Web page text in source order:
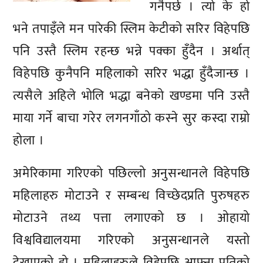
गर्नैपर्छ । त्यो के हो
भने तपाइँले मन पारेकी स्लिम केटीको सरिर विहेपछि
पनि उस्तै स्लिम रहन्छ भन्ने पक्का हुँदैन । अर्थात्
विहेपछि कुनैपनि महिलाको सरिर भद्धा हुँदैजान्छ ।
त्यसैले अहिले भोलि भद्धा बनेको खण्डमा पनि उस्तै
माया गर्ने बाचा गरेर लगनगाँठो कस्ने सुर कस्दा राम्रो
होला ।
अमेरिकामा गरिएको पछिल्लो अनुसन्धानले विहेपछि
महिलाहरु मोटाउने र सम्बन्ध विच्छेदप्रति पुरुषहरु
मोटाउने तथ्य पत्ता लगाएको छ । ओहायो
विश्वविद्यालयमा गरिएको अनुसन्धानले यस्तो